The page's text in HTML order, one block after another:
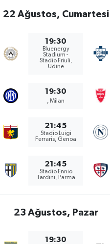
22 Ağustos, Cumartesi
19:30
Bluenergy
Stadium -
Stadio Friuli,
Udine
19:30
, Milan
21:45
Stadio Luigi
Ferraris, Genoa
21:45
Stadio Ennio
Tardini, Parma
23 Ağustos, Pazar
19:30